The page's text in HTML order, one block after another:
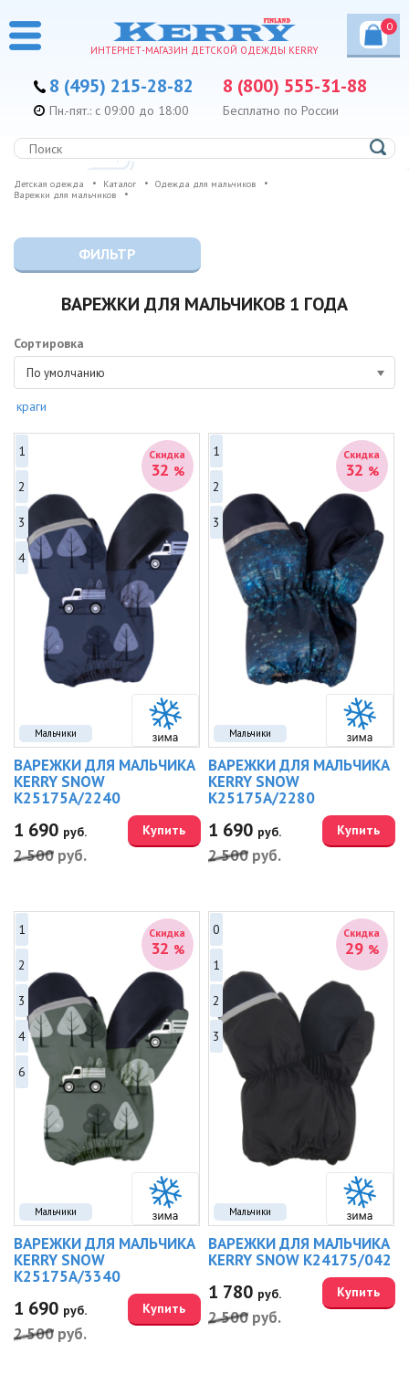
ИНТЕРНЕТ-МАГАЗИН ДЕТСКОЙ ОДЕЖДЫ KERRY
0
8 (495) 215-28-82 8 (800) 555-31-88
Бесплатно по России
Пн.-пят.: с 09:00 до 18:00
Детская одежда Каталог
Одежда для мальчиков
Варежки для мальчиков
ФИЛЬТР
ВАРЕЖКИ ДЛЯ МАЛЬЧИКОВ 1 ГОДА
Сортировка
По умолчанию
краги
Мальчики
Скидка
32 %
1
2
3
4
ВАРЕЖКИ ДЛЯ МАЛЬЧИКА
KERRY SNOW
K25175A/2240
1 690 руб.
2 500 руб.
Купить
Мальчики
Скидка
32 %
1
2
3
ВАРЕЖКИ ДЛЯ МАЛЬЧИКА
KERRY SNOW
K25175A/2280
1 690 руб.
2 500 руб.
Купить
Мальчики
Скидка
32 %
1
2
3
4
6
ВАРЕЖКИ ДЛЯ МАЛЬЧИКА
KERRY SNOW
K25175A/3340
1 690 руб.
2 500 руб.
Купить
Мальчики
Скидка
29 %
0
1
2
3
ВАРЕЖКИ ДЛЯ МАЛЬЧИКА
KERRY SNOW K24175/042
1 780 руб.
2 500 руб.
Купить